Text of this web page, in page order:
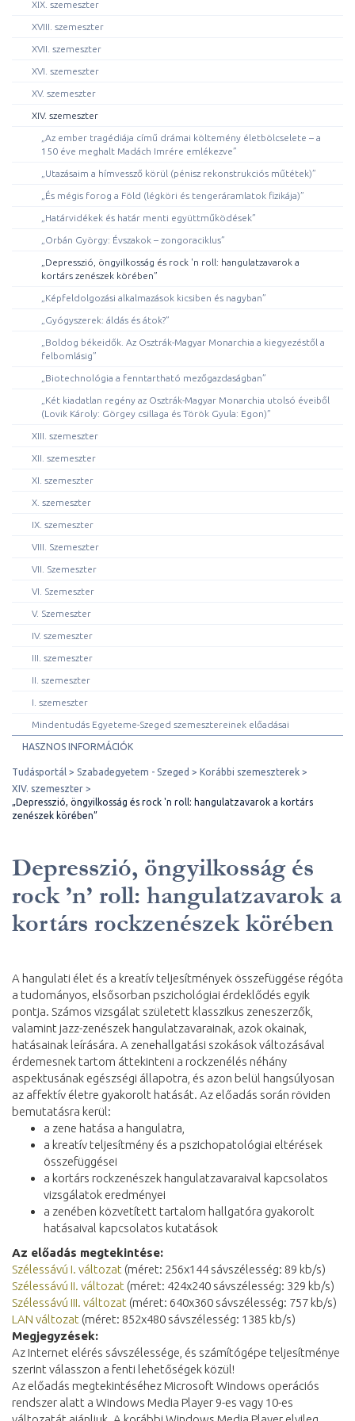
XIX. szemeszter
XVIII. szemeszter
XVII. szemeszter
XVI. szemeszter
XV. szemeszter
XIV. szemeszter
„Az ember tragédiája című drámai költemény életbölcselete – a
150 éve meghalt Madách Imrére emlékezve”
„Utazásaim a hímvessző körül (pénisz rekonstrukciós műtétek)”
„És mégis forog a Föld (légköri és tengeráramlatok fizikája)”
„Határvidékek és határ menti együttműködések”
„Orbán György: Évszakok – zongoraciklus”
„Depresszió, öngyilkosság és rock 'n roll: hangulatzavarok a
kortárs zenészek körében”
„Képfeldolgozási alkalmazások kicsiben és nagyban”
„Gyógyszerek: áldás és átok?”
„Boldog békeidők. Az Osztrák-Magyar Monarchia a kiegyezéstől a
felbomlásig”
„Biotechnológia a fenntartható mezőgazdaságban”
„Két kiadatlan regény az Osztrák-Magyar Monarchia utolsó éveiből
(Lovik Károly: Görgey csillaga és Török Gyula: Egon)”
XIII. szemeszter
XII. szemeszter
XI. szemeszter
X. szemeszter
IX. szemeszter
VIII. Szemeszter
VII. Szemeszter
VI. Szemeszter
V. Szemeszter
IV. szemeszter
III. szemeszter
II. szemeszter
I. szemeszter
Mindentudás Egyeteme-Szeged szemesztereinek előadásai
HASZNOS INFORMÁCIÓK
Tudásportál Szabadegyetem - Szeged
Korábbi szemeszterek
XIV. szemeszter
„Depresszió, öngyilkosság és rock 'n roll: hangulatzavarok a kortárs
zenészek körében”
Depresszió, öngyilkosság és
rock ’n’ roll: hangulatzavarok a
kortárs rockzenészek körében
A hangulati élet és a kreatív teljesítmények összefüggése régóta
a tudományos, elsősorban pszichológiai érdeklődés egyik
pontja. Számos vizsgálat született klasszikus zeneszerzők,
valamint jazz-zenészek hangulatzavarainak, azok okainak,
hatásainak leírására. A zenehallgatási szokások változásával
érdemesnek tartom áttekinteni a rockzenélés néhány
aspektusának egészségi állapotra, és azon belül hangsúlyosan
az affektív életre gyakorolt hatását. Az előadás során röviden
bemutatásra kerül:
a zene hatása a hangulatra,
a kreatív teljesítmény és a pszichopatológiai eltérések
összefüggései
a kortárs rockzenészek hangulatzavaraival kapcsolatos
vizsgálatok eredményei
a zenében közvetített tartalom hallgatóra gyakorolt
hatásaival kapcsolatos kutatások
Az előadás megtekintése:
Szélessávú I. változat (méret: 256x144 sávszélesség: 89 kb/s)
Szélessávú II. változat (méret: 424x240 sávszélesség: 329 kb/s)
Szélessávú III. változat (méret: 640x360 sávszélesség: 757 kb/s)
LAN változat (méret: 852x480 sávszélesség: 1385 kb/s)
Megjegyzések:
Az Internet elérés sávszélessége, és számítógépe teljesítménye
szerint válasszon a fenti lehetőségek közül!
Az előadás megtekintéséhez Microsoft Windows operációs
rendszer alatt a Windows Media Player 9-es vagy 10-es